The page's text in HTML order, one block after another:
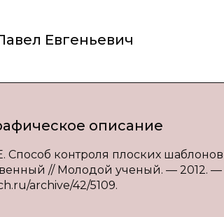
Евгеньевич
описание
Способ контроля плоских
// Молодой ученый. — 2012. —
archive/42/5109.